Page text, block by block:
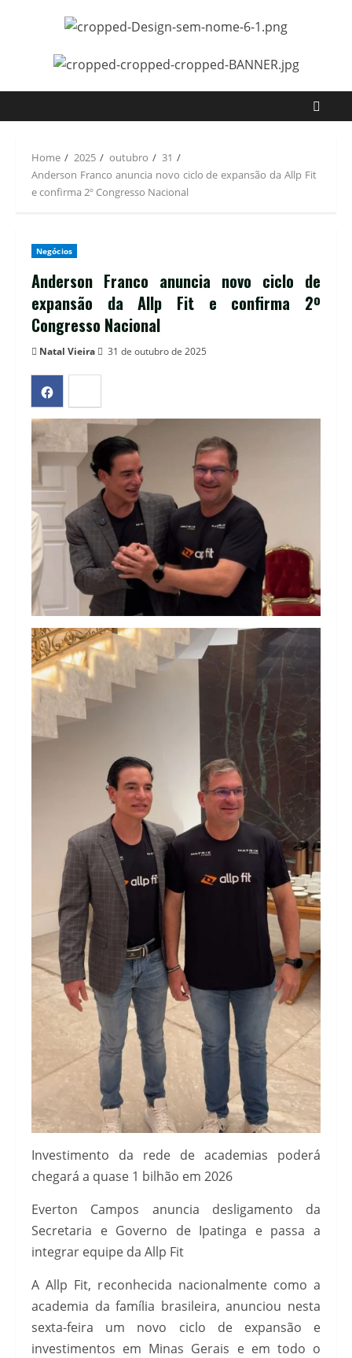
Home 2025 outubro
31
Anderson Franco anuncia novo ciclo de expansão da Allp Fit
e confirma 2º Congresso Nacional
Negócios
Anderson Franco anuncia novo ciclo de
expansão da Allp Fit e confirma 2º
Congresso Nacional
Natal Vieira 31 de outubro de 2025
Investimento da rede de academias poderá
chegará a quase 1 bilhão em 2026
Everton Campos anuncia desligamento da
Secretaria e Governo de Ipatinga e passa a
integrar equipe da Allp Fit
A Allp Fit, reconhecida nacionalmente como a
academia da família brasileira, anunciou nesta
sexta-feira um novo ciclo de expansão e
investimentos em Minas Gerais e em todo o